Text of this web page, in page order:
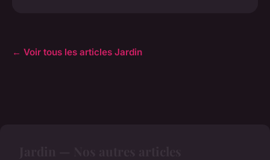
← Voir tous les articles Jardin